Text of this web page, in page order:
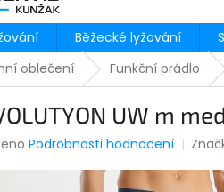
Běžecké lyžování
oblečení Funkční prádlo
UW m
Podrobnosti hodnocení